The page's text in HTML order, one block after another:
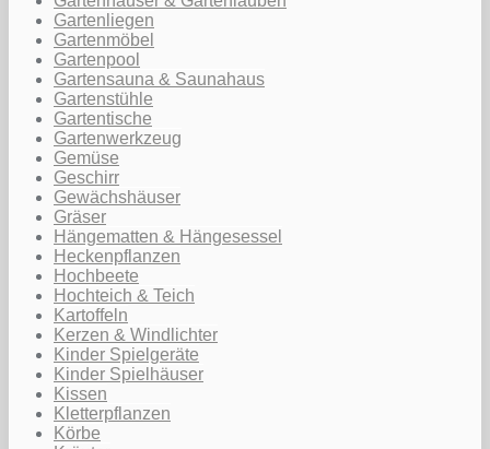
Gartenliegen
Gartenmöbel
Gartenpool
Gartensauna & Saunahaus
Gartenstühle
Gartentische
Gartenwerkzeug
Gemüse
Geschirr
Gewächshäuser
Gräser
Hängematten & Hängesessel
Heckenpflanzen
Hochbeete
Hochteich & Teich
Kartoffeln
Kerzen & Windlichter
Kinder Spielgeräte
Kinder Spielhäuser
Kissen
Kletterpflanzen
Körbe